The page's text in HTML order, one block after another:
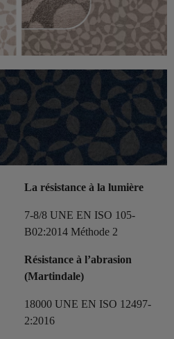
La résistance à la lumière
7-8/8 UNE EN ISO 105-
B02:2014 Méthode 2
Résistance à l’abrasion
(Martindale)
18000 UNE EN ISO 12497-
2:2016